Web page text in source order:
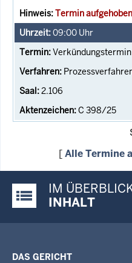
Termin aufgehoben
09:00 Uhr
Verkündungstermin
2.106
C 398/25
[Alle Termine
Justiz-Portal im
IM
INHALT
DAS GERICHT